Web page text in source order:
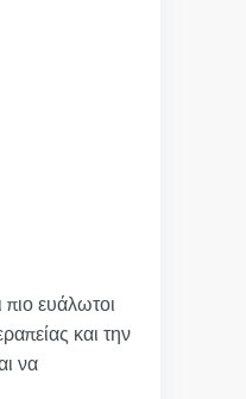
ευάλωτοι
και την
να